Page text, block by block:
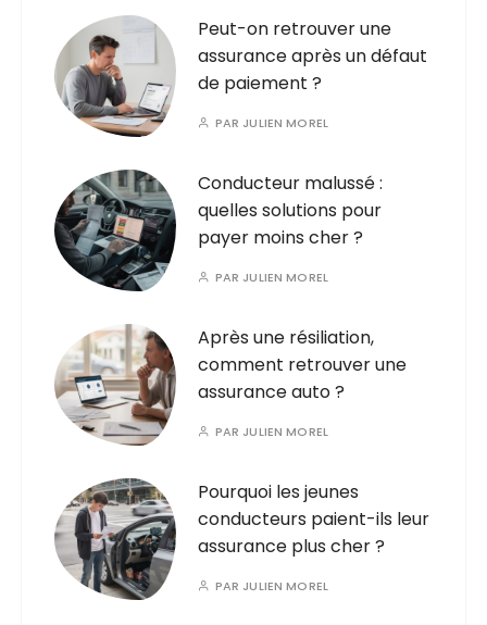
Peut-on retrouver une
assurance après un défaut
de paiement ?
PAR JULIEN MOREL
Conducteur malussé :
quelles solutions pour
payer moins cher ?
PAR JULIEN MOREL
Après une résiliation,
comment retrouver une
assurance auto ?
PAR JULIEN MOREL
Pourquoi les jeunes
conducteurs paient-ils leur
assurance plus cher ?
PAR JULIEN MOREL